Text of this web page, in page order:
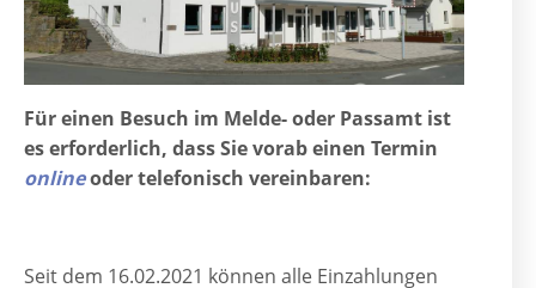
Für einen Besuch im Melde- oder Passamt ist
es erforderlich, dass Sie vorab einen Termin
onlineoder telefonisch vereinbaren:
Seit dem 16.02.2021 können alle Einzahlungen